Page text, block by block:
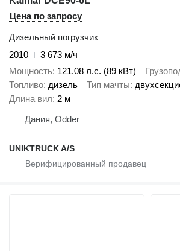
Цена по запросу
Дизельный погрузчик
2010
3 673 м/ч
Мощность 121.08 л.с. (89 кВт)
Топливо дизель Тип мачты
Длина вил 2 м
Дания, Odder
UNIKTRUCK A/S